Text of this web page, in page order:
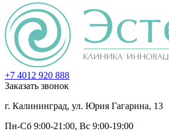
+7 4012 920 888
Заказать звонок
г. Калининград, ул. Юрия Гагарина, 13
Пн-Сб 9:00-21:00, Вс 9:00-19:00